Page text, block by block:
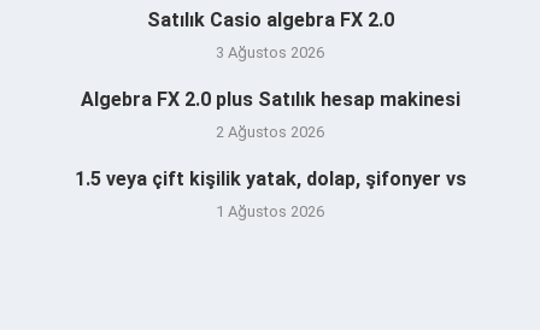
Satılık Casio algebra FX 2.0
3 Ağustos 2026
Algebra FX 2.0 plus Satılık hesap makinesi
2 Ağustos 2026
1.5 veya çift kişilik yatak, dolap, şifonyer vs
1 Ağustos 2026